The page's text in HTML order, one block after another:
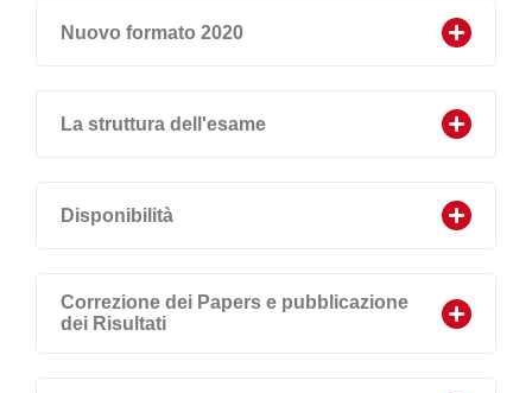
Nuovo formato 2020
La struttura dell'esame
Disponibilità
Correzione dei Papers e pubblicazione
dei Risultati